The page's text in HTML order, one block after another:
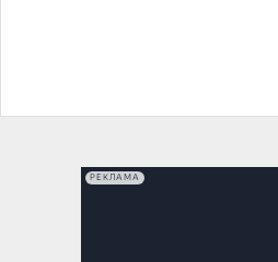
РЕКЛАМА